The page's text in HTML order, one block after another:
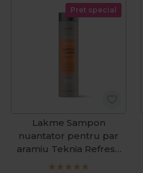
Pret special
Lakme Sampon
nuantator pentru par
aramiu Teknia Refresh
Saffron Copper 300ml